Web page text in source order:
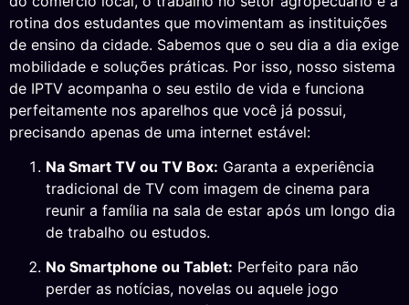
rotina dos estudantes que movimentam as instituições
de ensino da cidade. Sabemos que o seu dia a dia exige
mobilidade e soluções práticas. Por isso, nosso sistema
de IPTV acompanha o seu estilo de vida e funciona
perfeitamente nos aparelhos que você já possui,
precisando apenas de uma internet estável:
Na Smart TV ou TV Box: Garanta a experiência
tradicional de TV com imagem de cinema para
reunir a família na sala de estar após um longo dia
de trabalho ou estudos.
No Smartphone ou Tablet: Perfeito para não
perder as notícias, novelas ou aquele jogo